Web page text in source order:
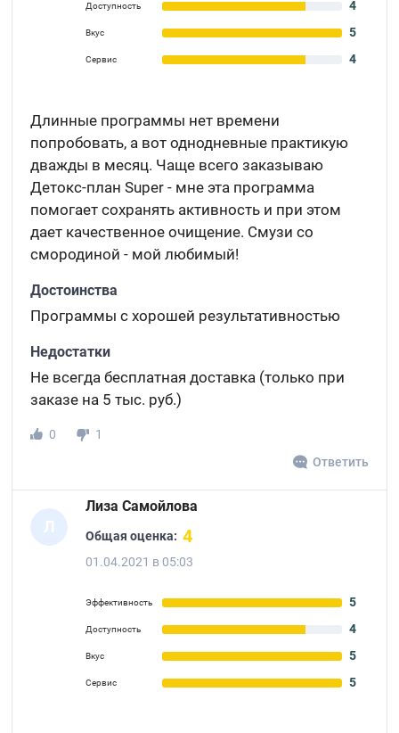
Доступность 4
Вкус 5
Сервис 4
Длинные программы нет времени
попробовать, а вот однодневные практикую
дважды в месяц. Чаще всего заказываю
Детокс-план Super - мне эта программа
помогает сохранять активность и при этом
дает качественное очищение. Смузи со
смородиной - мой любимый!
Достоинства
Программы с хорошей результативностью
Недостатки
Не всегда бесплатная доставка (только при
заказе на 5 тыс. руб.)
0
1
Ответить
Л
Лиза Самойлова
Общая оценка: 4
01.04.2021 в 05:03
Эффективность 5
Доступность 4
Вкус 5
Сервис 5